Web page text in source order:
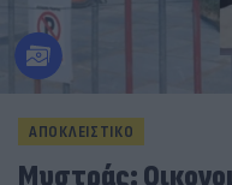
ΑΠΟΚΛΕΙΣΤΙΚΟ
Μυστράς: